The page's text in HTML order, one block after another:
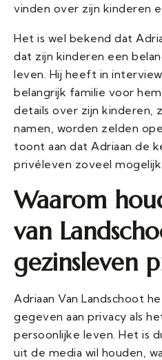
vinden over zijn kinderen
Het is wel bekend dat
dat zijn kinderen een
leven. Hij heeft in
belangrijk familie voor
details over zijn kinderen,
namen, worden zelden
toont aan dat Adriaan de
privéleven zoveel
Waarom
van
gezinsleven
Adriaan Van Landschoot
gegeven aan privacy als
persoonlijke leven. Het is
uit de media wil houden,